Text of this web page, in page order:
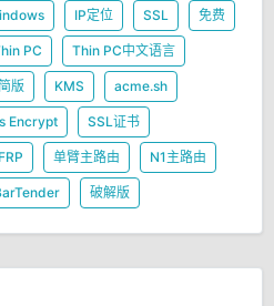
IP定位 SSL 免费
PC Thin PC中文语言
版 KMS acme.sh
Encrypt SSL证书
FRP 单臂主路由 N1主路由
破解版